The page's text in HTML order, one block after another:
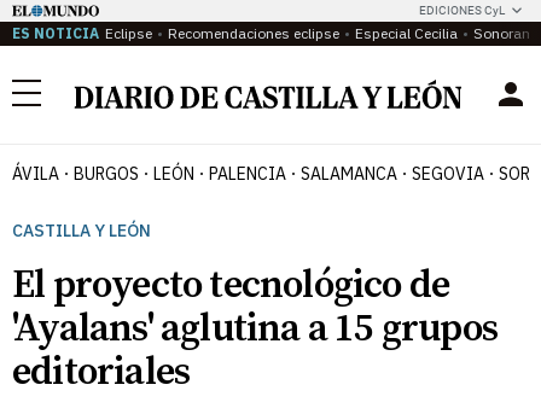
EDICIONES CyL
ES NOTICIA Eclipse Recomendaciones eclipse Especial Cecilia
Menú
ÁVILA BURGOS LEÓN PALENCIA SALAMANCA SEGOVIA
CASTILLA Y LEÓN
El proyecto tecnológico de
'Ayalans' aglutina a 15 grupos
editoriales